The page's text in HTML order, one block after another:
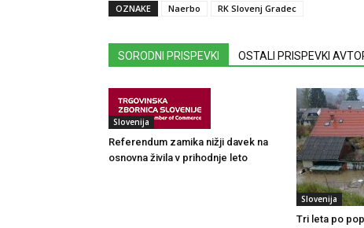
OZNAKE Naerbo RK Slovenj Gradec
SORODNI PRISPEVKI OSTALI PRISPEVKI
Slovenija
Referendum zamika nižji davek na
osnovna živila v prihodnje leto
Slovenija
Tri leta po